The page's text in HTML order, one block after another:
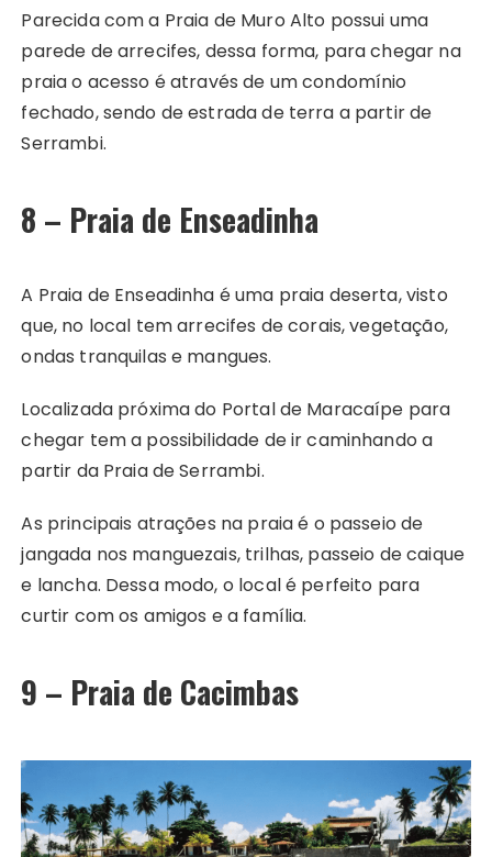
Parecida com a Praia de Muro Alto possui uma
parede de arrecifes, dessa forma, para chegar na
praia o acesso é através de um condomínio
fechado, sendo de estrada de terra a partir de
Serrambi.
8 – Praia de Enseadinha
A Praia de Enseadinha é uma praia deserta, visto
que, no local tem arrecifes de corais, vegetação,
ondas tranquilas e mangues.
Localizada próxima do Portal de Maracaípe para
chegar tem a possibilidade de ir caminhando a
partir da Praia de Serrambi.
As principais atrações na praia é o passeio de
jangada nos manguezais, trilhas, passeio de caique
e lancha. Dessa modo, o local é perfeito para
curtir com os amigos e a família.
9 – Praia de Cacimbas